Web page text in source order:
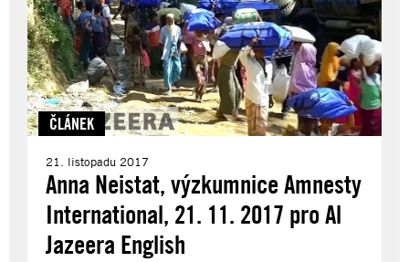
ČLÁNEK
21. listopadu 2017
Anna Neistat, výzkumnice Amnesty
International, 21. 11. 2017 pro Al
Jazeera English